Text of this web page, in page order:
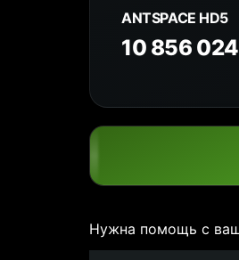
ANTSPACE HD5
10 856
Нужна помощь с